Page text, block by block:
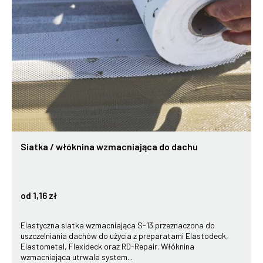
Siatka / włóknina wzmacniająca do dachu
od 1,16 zł
Elastyczna siatka wzmacniająca S-13 przeznaczona do
uszczelniania dachów do użycia z preparatami Elastodeck,
Elastometal, Flexideck oraz RD-Repair. Włóknina
wzmacniająca utrwala system...